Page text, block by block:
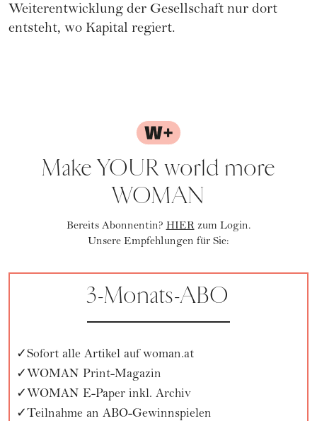
Weiterentwicklung der Gesellschaft nur dort
entsteht, wo Kapital regiert.
Make YOUR world more
WOMAN
Bereits Abonnentin?HIERzum Login.
Unsere Empfehlungen für Sie:
3-Monats-ABO
Sofort alle Artikel auf woman.at
WOMAN Print-Magazin
WOMAN E-Paper inkl. Archiv
Teilnahme an ABO-Gewinnspielen